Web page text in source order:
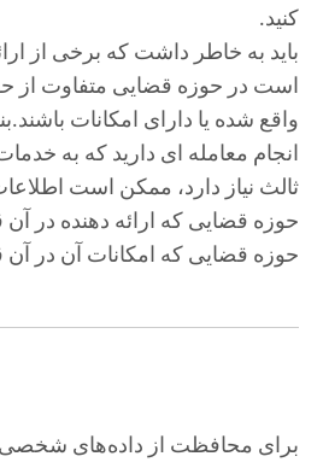
کنید.
باید به خاطر داشت که برخی از
است در حوزه قضایی متفاوت از
واقع شده یا دارای امکانات
انجام معامله ای دارید که به
ثالث نیاز دارد، ممکن است
حوزه قضایی که ارائه دهنده در آن
حوزه قضایی که امکانات آن در آن
برای محافظت از داده‌های شخصی